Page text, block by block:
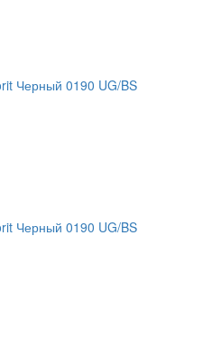
Черный 0190 UG/BS
Черный 0190 UG/BS